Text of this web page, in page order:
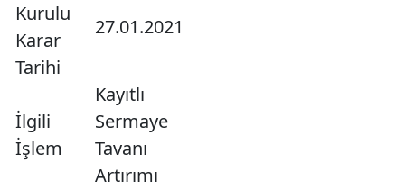
Kurulu
Karar
Tarihi
27.01.2021
İlgili
İşlem
Kayıtlı
Sermaye
Tavanı
Artırımı